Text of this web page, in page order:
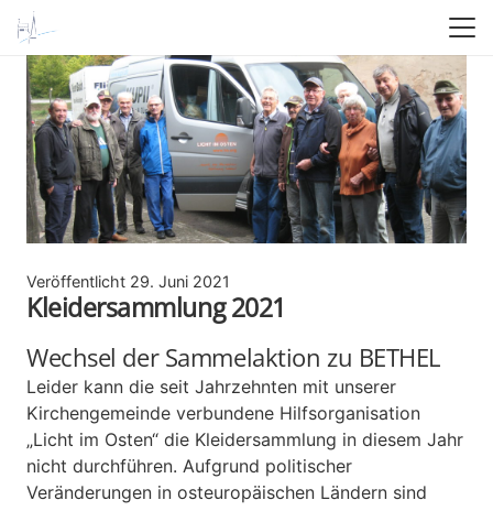
Veröffentlicht 29. Juni 2021
Kleidersammlung 2021
Wechsel der Sammelaktion zu BETHEL
Leider kann die seit Jahrzehnten mit unserer
Kirchengemeinde verbundene Hilfsorganisation
„Licht im Osten“ die Kleidersammlung in diesem Jahr
nicht durchführen. Aufgrund politischer
Veränderungen in osteuropäischen Ländern sind